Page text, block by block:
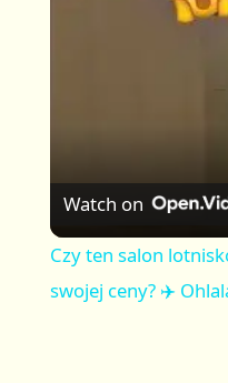
Watch on
Czy ten salon
swojej ceny? ✈️